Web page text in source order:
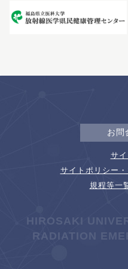
お問
サ
サイトポリシー
規程等一
HIROSAKI
RADIATION